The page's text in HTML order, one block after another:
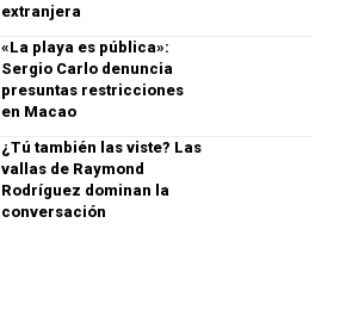
extranjera
«La playa es pública»:
Sergio Carlo denuncia
presuntas restricciones
en Macao
¿Tú también las viste? Las
vallas de Raymond
Rodríguez dominan la
conversación